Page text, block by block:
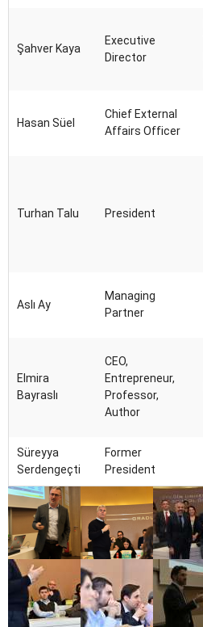
Şahver Kaya
Executive
Director
Hasan Süel
Chief External
Affairs Officer
Turhan Talu President
Aslı Ay
Managing
Partner
Elmira
Bayraslı
CEO,
Entrepreneur,
Professor,
Author
Süreyya
Serdengeçti
Former
President